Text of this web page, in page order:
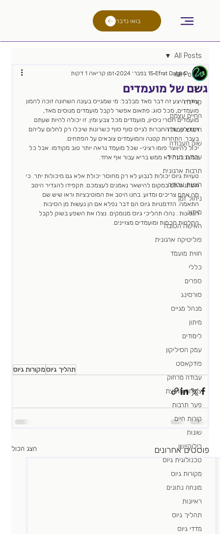
בואו נדבר
All Posts
גיוס
קריירה
החיים עצמם
חיפוש עבודה
שוק העבודה
עבודה בעתיד
תרבות ארגונית
הצעת עבודה
ניהול זמן
מיתוג
האישה הטובה
פוליטיקה ארגונית
חווית מועמד
כללי
ספרים
סורסינג
מנהל מגייס
מיתון
לימודים
עמק הסיליקון
פודקאסט
עבודה מרחוק
צמיחה מואצת
פער תרבות
קורות חיים
שונות
רילוקיישן
טכנולוגית גיוס
מקורות גיוס
מונחה נתונים
ראיונות
תהליך גיוס
מדדי גיוס
All Posts
גשם של מועמדים
Efrat Dagan 15 בפבר׳ 2024 זמן קריאה 1 דקות
עודף היצע זה דבר מאד מבלבל: מי שמגייס בעונה השחונה זוכה להמון
מועמדים, מכל סוג. פתאום אפשר לקבל מועמדים מנוסים מאד,
מועמדים חסרי ניסיון, מועמדים מכל צבע ומין. זו יכולה להיות שעתם
הגדולה של החברות לגייס סוף סוף כשרונות שיכלו רק לחלום עליהם
בעבר. התחרות קטנה והמועמדים צובאים על הפתחים.
יכול להיווצר פומו רציני- שכל מועמד נראה יותר טוב מקודמו. אבל כל
המצב הזה לא ממש בריא עבור אף אחד.
טעויות גיוס יכולות לנבוע לא רק מחוסר יכולת אלא גם מיכולות יתר. כי
הסתנוורתם במקום להישאר נאמנים לעצמכם. תקפידו להגדיר היטב
מה אתם צריכים ומדוע. בחנו היטב את המוטיבציות וראו שיש שם
התאמה. הזדמנויות גיוס הם דבר נפלא אם הן נעשות מן הסיבות
הנכונות . נהלו תהליכי גיוס מנומקים. נצלו את השפע בשוק לקבל
החלטות חכמות ומועמדים מצויינים.
תהליך גיוסמקורות גיוס
פוסטים אחרונים הצג הכול